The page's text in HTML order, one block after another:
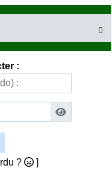

:
?
]